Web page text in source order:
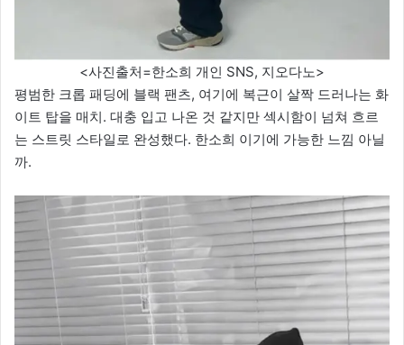
<사진출처=한소희 개인 SNS, 지오다노>
평범한 크롭 패딩에 블랙 팬츠, 여기에 복근이 살짝 드러나는 화
이트 탑을 매치. 대충 입고 나온 것 같지만 섹시함이 넘쳐 흐르
는 스트릿 스타일로 완성했다. 한소희 이기에 가능한 느낌 아닐
까.